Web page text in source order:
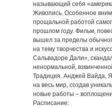
называющий себя
Живопись. Особенное
прощальной работой
прошлом году. Фильм,
вышел за пределы
на тему творчества и
Сальвадоре Дали»,
ненормальной,
Традиция. Анджей Вайда,
на весь мир, создав
новые работы –
Расписание: